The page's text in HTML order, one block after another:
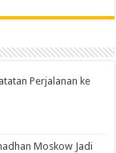
Perjalanan ke
Moskow Jadi